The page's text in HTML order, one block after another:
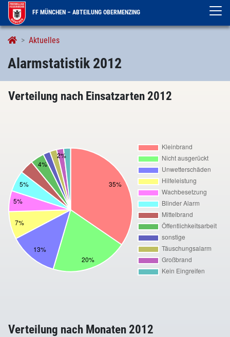
FF MÜNCHEN – ABTEILUNG OBERMENZING
Aktuelles
Alarmstatistik
Alarmstatistik 2012
Verteilung nach Einsatzarten 2012
Verteilung nach Monaten 2012